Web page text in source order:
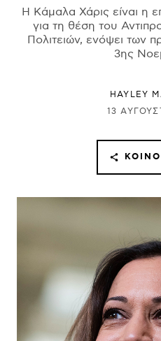
Η Κάμαλα Χάρις είναι η
για τη θέση του
Πολιτειών, ενόψει των
3ης
HAYLEY
13